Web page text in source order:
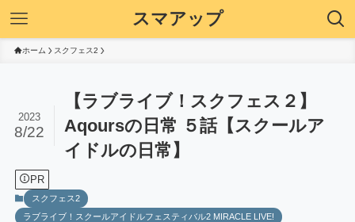
スマアップ
ホーム スクフェス2
【ラブライブ！スクフェス２】
Aqoursの日常 ５話【スクールア
イドルの日常】
2023
8/22
PR
スクフェス2
ラブライブ！スクールアイドルフェスティバル2 MIRACLE LIVE!